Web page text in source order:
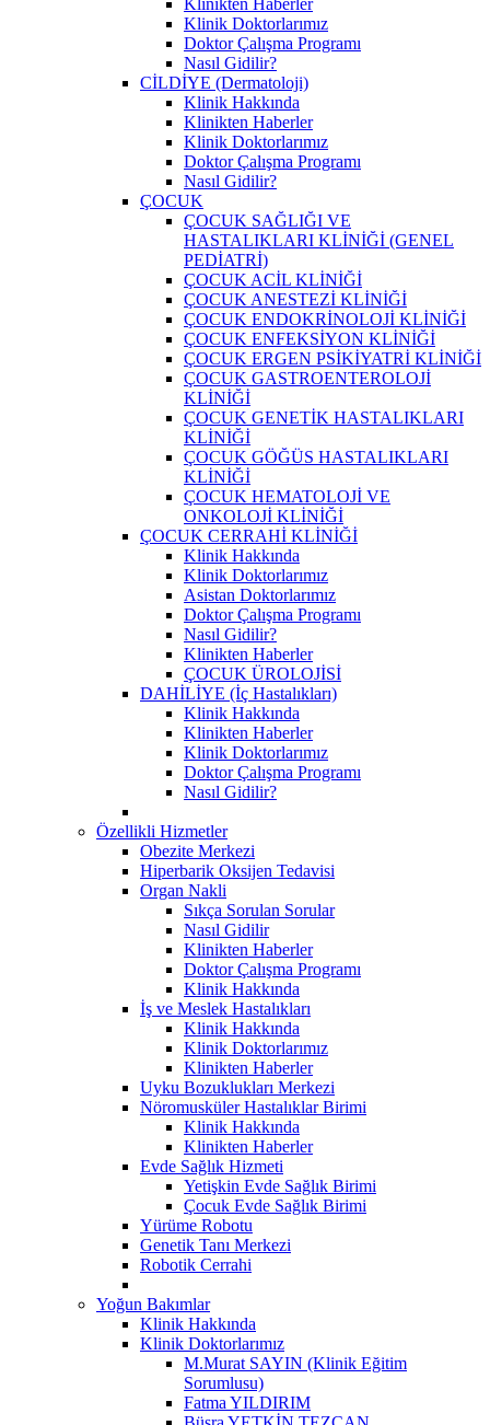
Klinik Doktorlarımız
Doktor Çalışma Programı
Nasıl Gidilir?
CİLDİYE (Dermatoloji)
Klinik Hakkında
Klinikten Haberler
Klinik Doktorlarımız
Doktor Çalışma Programı
Nasıl Gidilir?
ÇOCUK
ÇOCUK SAĞLIĞI VE
HASTALIKLARI KLİNİĞİ (GENEL
PEDİATRİ)
ÇOCUK ACİL KLİNİĞİ
ÇOCUK ANESTEZİ KLİNİĞİ
ÇOCUK ENDOKRİNOLOJİ KLİNİĞİ
ÇOCUK ENFEKSİYON KLİNİĞİ
ÇOCUK ERGEN PSİKİYATRİ KLİNİĞİ
ÇOCUK GASTROENTEROLOJİ
KLİNİĞİ
ÇOCUK GENETİK HASTALIKLARI
KLİNİĞİ
ÇOCUK GÖĞÜS HASTALIKLARI
KLİNİĞİ
ÇOCUK HEMATOLOJİ VE
ONKOLOJİ KLİNİĞİ
ÇOCUK CERRAHİ KLİNİĞİ
Klinik Hakkında
Klinik Doktorlarımız
Asistan Doktorlarımız
Doktor Çalışma Programı
Nasıl Gidilir?
Klinikten Haberler
ÇOCUK ÜROLOJİSİ
DAHİLİYE (İç Hastalıkları)
Klinik Hakkında
Klinikten Haberler
Klinik Doktorlarımız
Doktor Çalışma Programı
Nasıl Gidilir?
Özellikli Hizmetler
Obezite Merkezi
Hiperbarik Oksijen Tedavisi
Organ Nakli
Sıkça Sorulan Sorular
Nasıl Gidilir
Klinikten Haberler
Doktor Çalışma Programı
Klinik Hakkında
İş ve Meslek Hastalıkları
Klinik Hakkında
Klinik Doktorlarımız
Klinikten Haberler
Uyku Bozuklukları Merkezi
Nöromusküler Hastalıklar Birimi
Klinik Hakkında
Klinikten Haberler
Evde Sağlık Hizmeti
Yetişkin Evde Sağlık Birimi
Çocuk Evde Sağlık Birimi
Yürüme Robotu
Genetik Tanı Merkezi
Robotik Cerrahi
Yoğun Bakımlar
Klinik Hakkında
Klinik Doktorlarımız
M.Murat SAYIN (Klinik Eğitim
Sorumlusu)
Fatma YILDIRIM